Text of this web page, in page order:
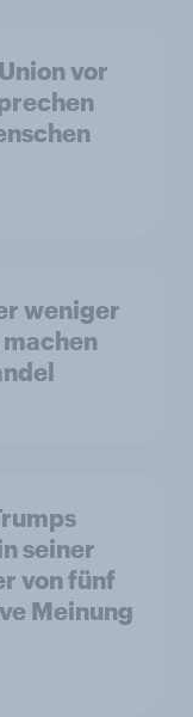
vor
weniger
seiner
von fünf
Meinung